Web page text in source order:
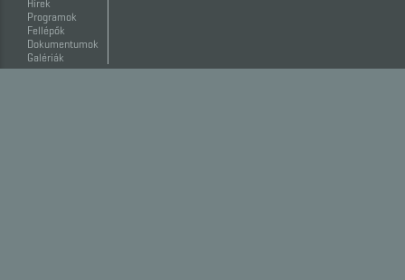
Hírek
Programok
Fellépők
Dokumentumok
Galériák